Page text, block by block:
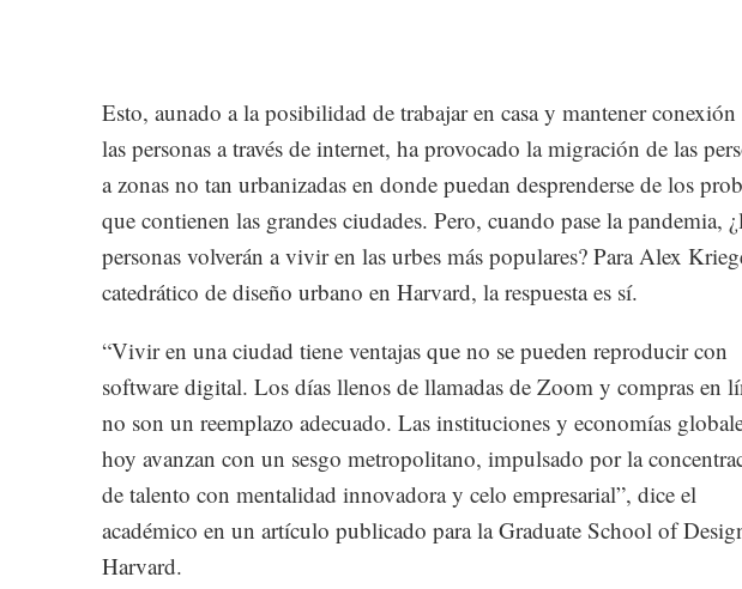
Esto, aunado a la posibilidad de trabajar en casa y mantener
las personas a través de internet, ha provocado la migración de las
a zonas no tan urbanizadas en donde puedan desprenderse de los
que contienen las grandes ciudades. Pero, cuando pase la pandemia,
personas volverán a vivir en las urbes más populares? Para Alex
catedrático de diseño urbano en Harvard, la respuesta es sí.
“Vivir en una ciudad tiene ventajas que no se pueden reproducir con
software digital. Los días llenos de llamadas de Zoom y compras en
no son un reemplazo adecuado. Las instituciones y economías
hoy avanzan con un sesgo metropolitano, impulsado por la
de talento con mentalidad innovadora y celo empresarial”, dice el
académico en un artículo publicado para la Graduate School of
Harvard.